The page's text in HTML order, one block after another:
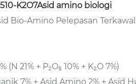
K2O7Asid amino biologi
Bio-Amino Pelepasan
21% + P₂O₅ 10% + K₂O 7%)
7% + Asid Amino 2% + Asid